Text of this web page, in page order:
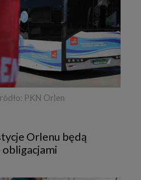
PKN Orlen
Orlenu będą